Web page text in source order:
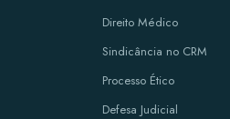
Direito Médico
Sindicância no CRM
Processo Ético
Defesa Judicial